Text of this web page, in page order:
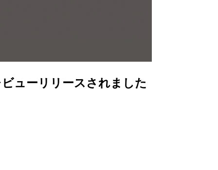
ューリリースされました